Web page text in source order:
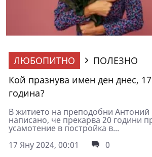
ЛЮБОПИТНО
ПОЛЕЗНО
Кой празнува имен ден днес,
година?
В житието на преподобни Антоний
написано, че прекарва 20 години
усамотение в постройка в...
17 Яну 2024, 00:01
0